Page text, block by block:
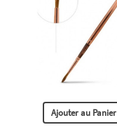
Ajouter au Panier